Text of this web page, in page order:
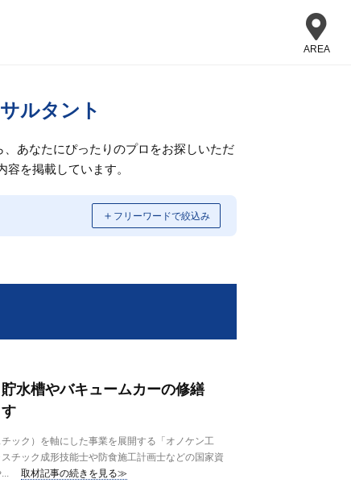
AREA
ルタント
あなたにぴったりのプロをお探しいただ
を掲載しています。
＋ フリーワードで絞込み
水槽やバキュームカーの修繕
ック）を軸にした事業を展開する「オノケン工
チック成形技能士や防食施工計画士などの国家資
取材記事の続きを見る≫